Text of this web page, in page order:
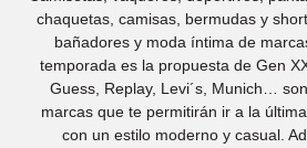
chaquetas, camisas, bermudas y
bañadores y moda íntima de
temporada es la propuesta de Gen
Guess, Replay, Levi´s, Munich…
marcas que te permitirán ir a la
con un estilo moderno y casual.